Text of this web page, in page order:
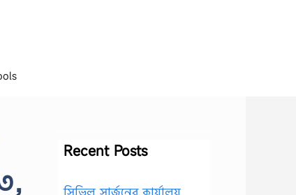
Recent Posts